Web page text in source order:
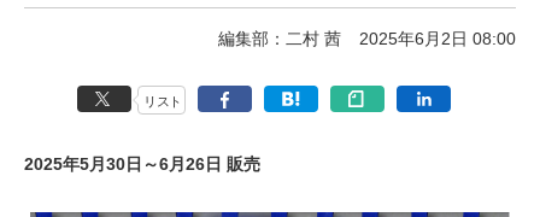
編集部：二村 茜 2025年6月2日 08:00
リスト
2025年5月30日～6月26日 販売